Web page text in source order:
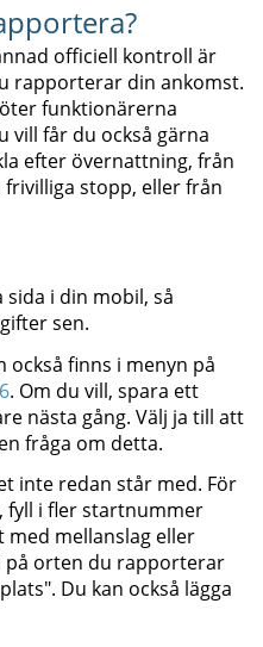
officiell kontroll är
rapporterar din ankomst.
funktionärerna
vill får du också gärna
efter övernattning, från
stopp, eller från
sida i din mobil, så
sen.
också finns i menyn på
. Om du vill, spara ett
nästa gång. Välj ja till att
fråga om detta.
inte redan står med. För
fyll i fler startnummer
med mellanslag eller
på orten du rapporterar
Du kan också lägga